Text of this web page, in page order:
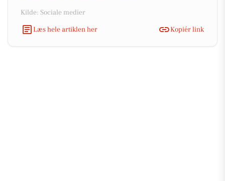
Kilde: Sociale medier
Læs hele artiklen her
Kopiér link